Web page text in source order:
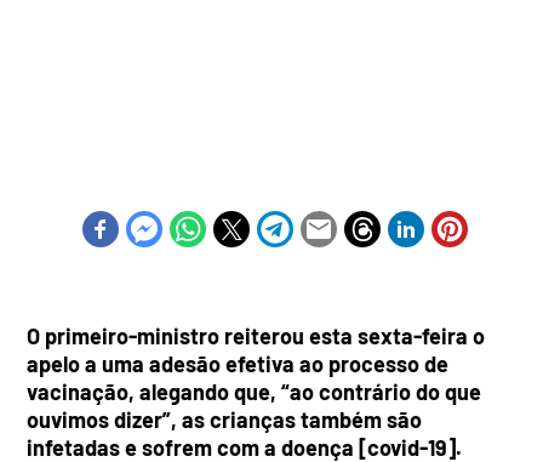
O primeiro-ministro reiterou esta sexta-feira o
apelo a uma adesão efetiva ao processo de
vacinação, alegando que, “ao contrário do que
ouvimos dizer”, as crianças também são
infetadas e sofrem com a doença [covid-19].